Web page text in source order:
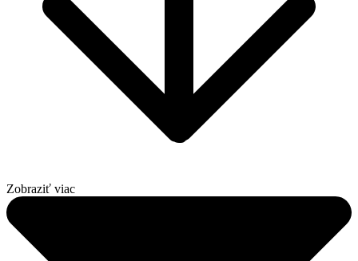
Zobraziť viac